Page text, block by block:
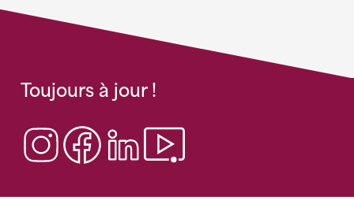
Toujours à jour !